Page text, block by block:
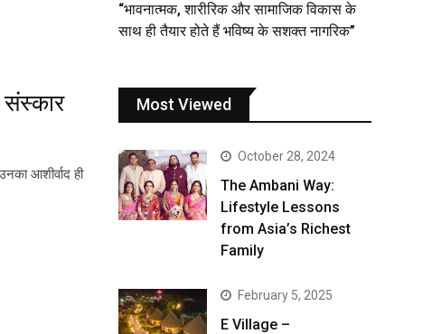
संस्कार
आशीर्वाद ही
“भावनात्मक, शारीरिक और सामाजिक विकास के
साथ ही तैयार होते हैं भविष्य के सशक्त नागरिक”
Most Viewed
October 28, 2024
The Ambani Way:
Lifestyle Lessons
from Asia’s Richest
Family
February 5, 2025
E Village –